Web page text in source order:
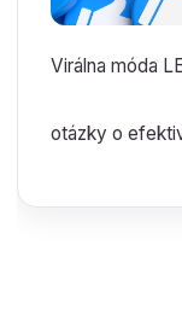
Virálna móda
otázky o